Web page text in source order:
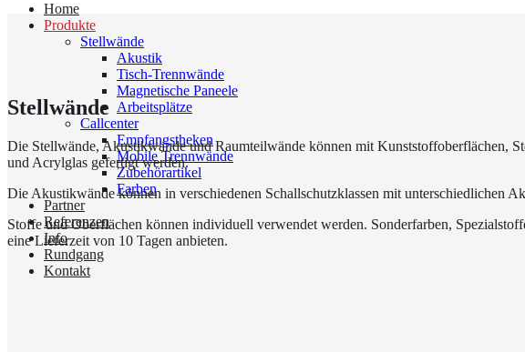
Home
Produkte
Stellwände
Akustik
Tisch-Trennwände
Magnetische Paneele
Arbeitsplätze
Callcenter
Empfangstheken
Mobile Trennwände
Zubehörartikel
Farben
Partner
Referenzen
Info
Rundgang
Kontakt
Stellwände
Die Stellwände, Akustikwände und Raumteilwände können mit Kunststoffoberflächen,
und Acrylglas gefertigt werden.
Die Akustikwände können in verschiedenen Schallschutzklassen mit unterschiedlichen
Stoffe und Oberflächen können individuell verwendet werden. Sonderfarben,
eine Lieferzeit von 10 Tagen anbieten.